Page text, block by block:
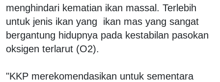
menghindari kematian ikan massal. Terlebih
untuk jenis ikan yang ikan mas yang sangat
bergantung hidupnya pada kestabilan pasokan
oksigen terlarut (O2).
"KKP merekomendasikan untuk sementara